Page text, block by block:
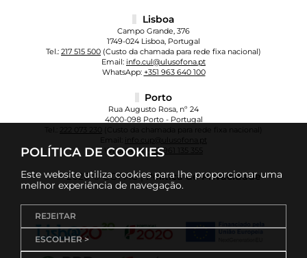
POLÍTICA DE COOKIES
Este website utiliza cookies para lhe proporcionar uma
melhor experiência de navegação.
REJEITAR
ESCOLHER >
Lisboa
Campo Grande, 376
1749-024 Lisboa, Portugal
Tel.: 217 515 500 (Custo da chamada para rede fixa nacional)
Email: info.cul@ulusofona.pt
WhatsApp: +351 963 640 100
Porto
Rua Augusto Rosa, nº 24
4000-098 Porto - Portugal
222 073 230
(Custo da chamada para rede fixa nacional)
info.cup@ulusofona.pt
WhatsApp:+351 961 135 355
2026 © COFAC |Política de Privacidade